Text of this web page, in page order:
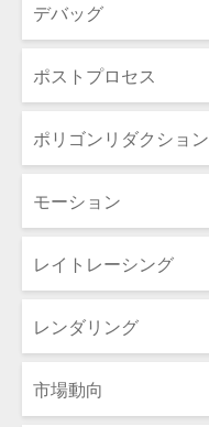
デバッグ
ポストプロセス
ポリゴンリダクション
モーション
レイトレーシング
レンダリング
市場動向